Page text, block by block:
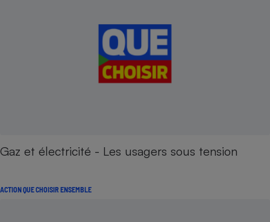
Gaz et électricité - Les usagers sous tension
ACTION QUE CHOISIR ENSEMBLE